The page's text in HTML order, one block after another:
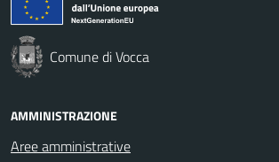
Comune di Vocca
AMMINISTRAZIONE
Aree amministrative